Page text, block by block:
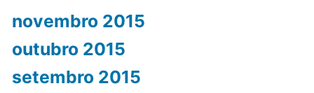
novembro 2015
outubro 2015
setembro 2015